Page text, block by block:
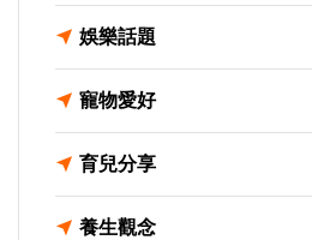
娛樂話題
寵物愛好
育兒分享
養生觀念